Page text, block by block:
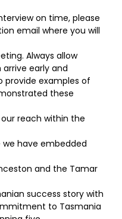
on time, please
email where you will
Always allow
early and
provide examples of
these
reach within the
have embedded
and the Tamar
success story with
to Tasmania